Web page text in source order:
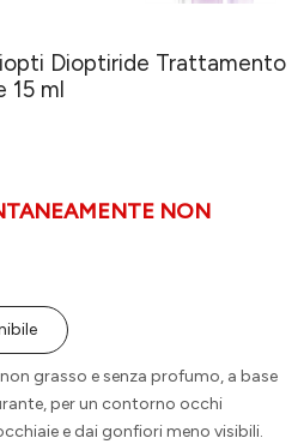
Dioptiride Trattamento
15 ml
NON
grasso e senza profumo, a base
per un contorno occhi
e dai gonfiori meno visibili.